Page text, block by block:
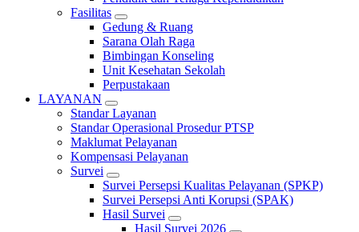
Fasilitas
Gedung & Ruang
Sarana Olah Raga
Bimbingan Konseling
Unit Kesehatan Sekolah
Perpustakaan
LAYANAN
Standar Layanan
Standar Operasional Prosedur PTSP
Maklumat Pelayanan
Kompensasi Pelayanan
Survei
Survei Persepsi Kualitas Pelayanan (SPKP)
Survei Persepsi Anti Korupsi (SPAK)
Hasil Survei
Hasil Survei 2026